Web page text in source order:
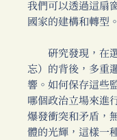
我們可以透過這扇
國家的建構和轉型。
研究發現，在選
忘）的背後，多重
響。如何保存這些
哪個政治立場來進
爆發衝突和矛盾，
體的光輝，這樣一